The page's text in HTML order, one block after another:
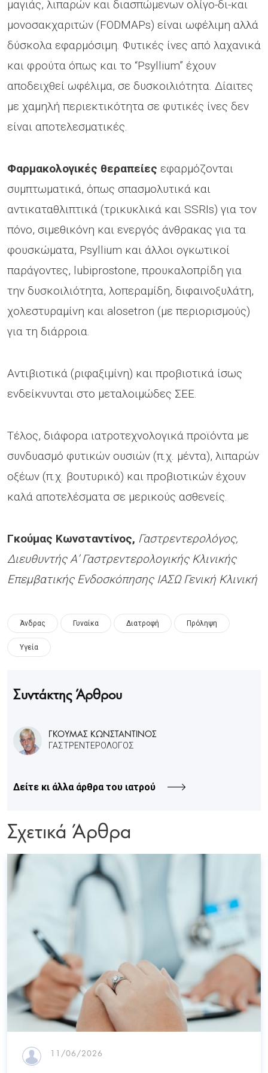
μαγιάς, λιπαρών και διασπώμενων ολίγο-δι-και
μονοσακχαριτών (FODMAPs) είναι ωφέλιμη αλλά
δύσκολα εφαρμόσιμη. Φυτικές ίνες από λαχανικά
και φρούτα όπως και το “Psyllium” έχουν
αποδειχθεί ωφέλιμα, σε δυσκοιλιότητα. Δίαιτες
με χαμηλή περιεκτικότητα σε φυτικές ίνες δεν
είναι αποτελεσματικές.
Φαρμακολογικές θεραπείες εφαρμόζονται
συμπτωματικά, όπως σπασμολυτικά και
αντικαταθλιπτικά (τρικυκλικά και SSRIs) για τον
πόνο, σιμεθικόνη και ενεργός άνθρακας για τα
φουσκώματα, Psyllium και άλλοι ογκωτικοί
παράγοντες, lubiprostone, προυκαλοπρίδη για
την δυσκοιλιότητα, λοπεραμίδη, διφαινοξυλάτη,
χολεστυραμίνη και alosetron (με περιορισμούς)
για τη διάρροια.
Αντιβιοτικά (ριφαξιμίνη) και προβιοτικά ίσως
ενδείκνυνται στο μεταλοιμώδες ΣΕΕ.
Τέλος, διάφορα ιατροτεχνολογικά προϊόντα με
συνδυασμό φυτικών ουσιών (π.χ. μέντα), λιπαρών
οξέων (π.χ. βουτυρικό) και προβιοτικών έχουν
καλά αποτελέσματα σε μερικούς ασθενείς.
Γκούμας Κωνσταντίνος, Γαστρεντερολόγος,
Διευθυντής Α’ Γαστρεντερολογικής Κλινικής
Επεμβατικής Ενδοσκόπησης ΙΑΣΩ Γενική Κλινική
Άνδρας Γυναίκα Διατροφή Πρόληψη
Υγεία
Συντάκτης Άρθρου
ΓΚΟΥΜΑΣ ΚΩΝΣΤΑΝΤΙΝΟΣ
ΓΑΣΤΡΕΝΤΕΡΟΛΟΓΟΣ
Δείτε κι άλλα άρθρα του ιατρού
Σχετικά Άρθρα
11/06/2026